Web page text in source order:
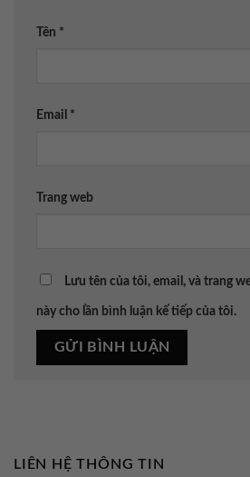
Tên *
Email *
Trang web
Lưu tên của tôi, email, và trang
này cho lần bình luận kế tiếp của tôi.
LIÊN HỆ THÔNG TIN